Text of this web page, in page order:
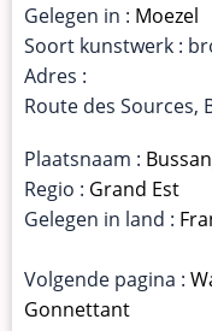
Gelegen in : Moezel
Soort kunstwerk :
Adres :
Route des Sources,
Plaatsnaam :
Regio : Grand Est
Gelegen in land :
Volgende pagina :
Gonnettant